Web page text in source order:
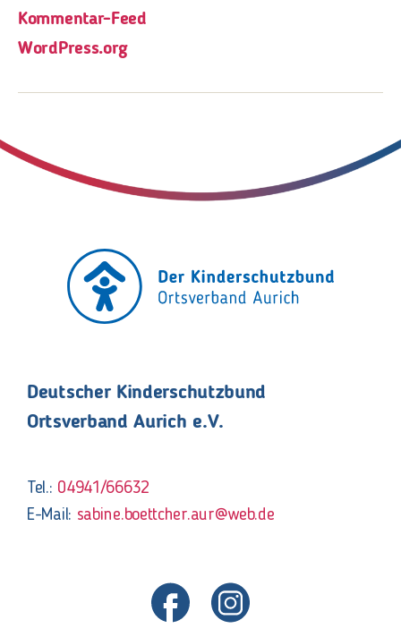
Kommentar-Feed
WordPress.org
Deutscher Kinderschutzbund
Ortsverband Aurich e.V.
Tel.: 04941/66632
E-Mail: sabine.boettcher.aur@web.de